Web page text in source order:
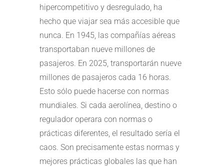
hipercompetitivo y desregulado, ha
hecho que viajar sea más accesible que
nunca. En 1945, las compañías aéreas
transportaban nueve millones de
pasajeros. En 2025, transportarán nueve
millones de pasajeros cada 16 horas.
Esto sólo puede hacerse con normas
mundiales. Si cada aerolínea, destino o
regulador operara con normas o
prácticas diferentes, el resultado sería el
caos. Son precisamente estas normas y
mejores prácticas globales las que han